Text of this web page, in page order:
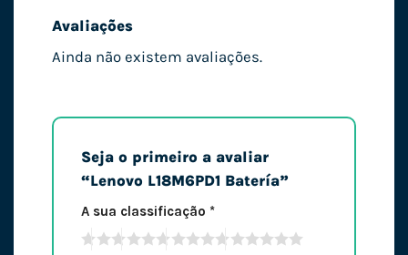
Avaliações
Ainda não existem avaliações.
Seja o primeiro a avaliar
“Lenovo L18M6PD1 Batería”
A sua classificação *